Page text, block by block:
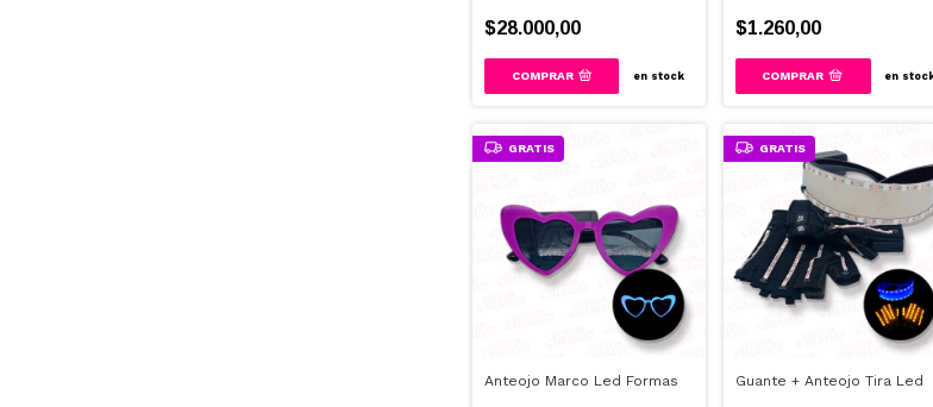
$28.000,00
COMPRAR en stock
$1.260,00
en
GRATIS
Anteojo Marco Led Formas
GRATIS
Guante + Anteojo Tira Led